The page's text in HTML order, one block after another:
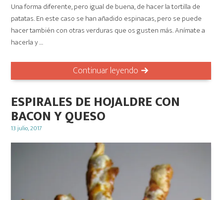
Una forma diferente, pero igual de buena, de hacer la tortilla de
patatas. En este caso se han añadido espinacas, pero se puede
hacer también con otras verduras que os gusten más. Anímate a
hacerla y …
Continuar leyendo
ESPIRALES DE HOJALDRE CON
BACON Y QUESO
Posted
13 julio, 2017